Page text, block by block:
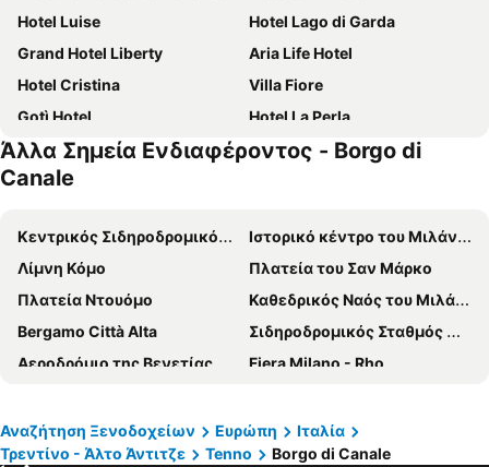
Hotel Luise
Hotel Lago di Garda
Grand Hotel Liberty
Aria Life Hotel
Hotel Cristina
Villa Fiore
Gotì Hotel
Hotel La Perla
Du Lac et Du Parc Grand Resort
Hotel Royal Village
Centro Vacanze La Limonaia
Albergo Garni Orchidea
Hotel Atilius
Hotel Leonardo Da Vinci
Astoria Resort
Hotel Sole - La Fenice
Hotel Du Lac
Lake Hotel Benaco
Hotel Sant'Ilario
Hotel Dolomiti
Hotel Malcesine
Sporthotel Villa Stella
Club Hotel Olivi
Άλλα Σημεία Ενδιαφέροντος - Borgo di
Canale
Κεντρικός Σιδηροδρομικός Σταθμός του Μιλάνου
Ιστορικό κέντρο του Μιλάνου
Λίμνη Κόμο
Πλατεία του Σαν Μάρκο
Πλατεία Ντουόμο
Καθεδρικός Ναός του Μιλάνου
Bergamo Città Alta
Σιδηροδρομικός Σταθμός Μπολώνια
Αεροδρόμιο της Βενετίας Μάρκο Πόλο
Fiera Milano - Rho
Repubblica Metro Station
Brera
Σιδηροδρομικός Σταθμός Βενέτσια Μέστρε
San Siro Stadio Metro Station
Αναζήτηση Ξενοδοχείων Ευρώπη
Ιταλία
Τρεντίνο - Άλτο Άντιτζε
Tenno Borgo di Canale